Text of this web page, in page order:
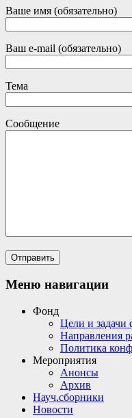
Ваше имя (обязательно)
Ваш e-mail (обязательно)
Тема
Сообщение
Меню навигации
Фонд
Цели и задачи
Направления
Политика
Мероприятия
Анонсы
Архив
Науч.сборники
Новости